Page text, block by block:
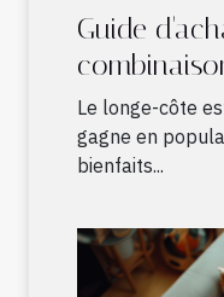
Guide
pour le
Le longe-côte
gagne en
bienfaits...